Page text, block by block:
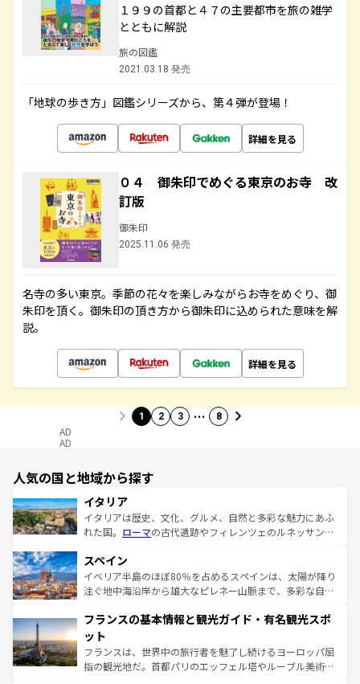
１９９の首都と４７の主要都市を旅の雑学
とともに解説
旅の図鑑
2021.03.18 発売
「地球の歩き方」図鑑シリーズから、第４弾が登場！
詳細を見る
０４ 御朱印でめぐる東京のお寺 改
訂版
御朱印
2025.11.06 発売
名寺の多い東京。季節の花々を楽しみながらお寺をめぐり、御
朱印を頂く。御朱印の頂き方から御朱印に込められた意味を解
説。
詳細を見る
1 2 3 … 8
AD
AD
人気の国と地域から探す
イタリア
イタリアは歴史、文化、グルメ、自然と多彩な魅力にあふ
れた国。 ローマの古代遺跡やフィレンツェのルネッサンス
ろん、トスカーナの美しい田園風景やアマルフィ海岸の絶
景など、自然景観も見逃せない。観光の合間には、本場の
ピザやパスタなど、絶品のイタリア料理を堪能することも
ませてくれるイタリアで、忘れられない旅をしてみよう！
なお、新着のイタリア情報は
しい。
スペイン
イベリア半島のほぼ80％を占めるスペインは、太陽が降り
注ぐ地中海沿岸から雄大なピレネー山脈まで、多彩な自然
文化が根付くこの国では、情熱的なフラメンコ、熱気あふ
れる闘牛、そして美味しいタパスが生活の一部となってい
る。首都マドリードの洗練された雰囲気や、バルセロナの
アートに溢れた街角から、地方では古代ローマ遺跡や中世
フランスの基本情報と観光ガイド・有名観光スポ
ット
フランスは、世界中の旅行者を魅了し続けるヨーロッパ屈
指の観光地だ。首都パリのエッフェル塔やルーブル美術館